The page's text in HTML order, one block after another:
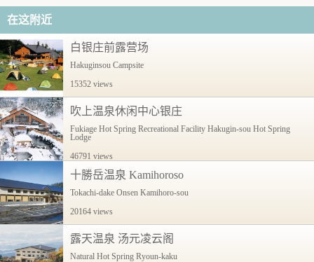
在这附近
白银庄前露营场
Hakuginsou Campsite
15352 views
吹上温泉休闲中心银庄
Fukiage Hot Spring Recreational Facility Hakugin-sou Hot Spring
Lodge
46791 views
十勝岳温泉 Kamihoroso
Tokachi-dake Onsen Kamihoro-sou
20164 views
露天温泉 汤元凌云阁
Natural Hot Spring Ryoun-kaku